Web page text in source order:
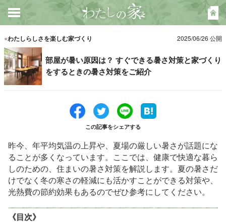
●わたしらしさを楽しむ家づくり 2025/06/26 公開
部屋が暑い原因は？ すぐできる暑さ対策と家づくり
をするときの暑さ対策をご紹介
この記事をシェアする
昨今、年平均気温の上昇や、夏場の厳しい暑さが話題にな
ることが多くなっています。ここでは、健康で快適な暮ら
しのための、住まいの暑さ対策を解説します。夏の暑さだ
けでなく冬の寒さの軽減にも活かすことができる対策や、
光熱費の節約効果もあるのでぜひ参考にしてください。
《目次》